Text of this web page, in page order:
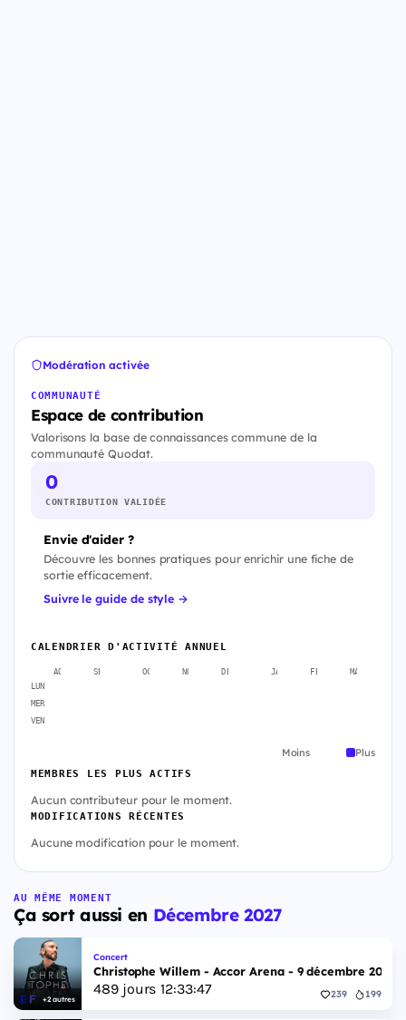
Modération activée
COMMUNAUTÉ
Espace de contribution
Valorisons la base de connaissances commune de la
communauté Quodat.
0
CONTRIBUTION VALIDÉE
Envie d'aider ?
Découvre les bonnes pratiques pour enrichir une fiche de
sortie efficacement.
Suivre le guide de style →
CALENDRIER D'ACTIVITÉ ANNUEL
AOÛT SEPT. OCT. NOV. DÉC. JANV. FÉVR. MARS
LUN
MER
VEN
Moins Plus
MEMBRES LES PLUS ACTIFS
Aucun contributeur pour le moment.
MODIFICATIONS RÉCENTES
Aucune modification pour le moment.
AU MÊME MOMENT
Ça sort aussi en Décembre 2027
+2 autres
Concert
Christophe Willem - Accor Arena - 9 décembre 2027
489jours 12:33:46 239 199